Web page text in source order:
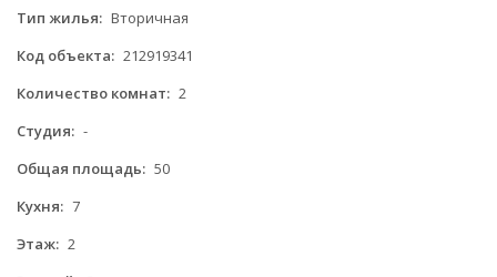
Тип жилья: Вторичная
Код объекта: 212919341
Количество комнат: 2
Студия: -
Общая площадь: 50
Кухня: 7
Этаж: 2